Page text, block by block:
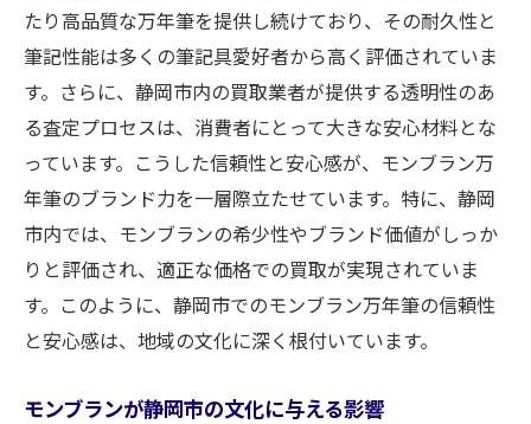
たり高品質な万年筆を提供し続けており、その耐久性と
筆記性能は多くの筆記具愛好者から高く評価されていま
す。さらに、静岡市内の買取業者が提供する透明性のあ
る査定プロセスは、消費者にとって大きな安心材料とな
っています。こうした信頼性と安心感が、モンブラン万
年筆のブランド力を一層際立たせています。特に、静岡
市内では、モンブランの希少性やブランド価値がしっか
りと評価され、適正な価格での買取が実現されていま
す。このように、静岡市でのモンブラン万年筆の信頼性
と安心感は、地域の文化に深く根付いています。
モンブランが静岡市の文化に与える影響